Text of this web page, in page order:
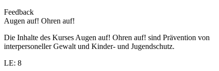
Feedback
Augen auf! Ohren auf!
Die Inhalte des Kurses Augen auf! Ohren auf! sind Prävention von
interpersoneller Gewalt und Kinder- und Jugendschutz.
LE: 8